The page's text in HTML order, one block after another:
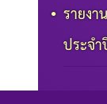
รายง
ประจ